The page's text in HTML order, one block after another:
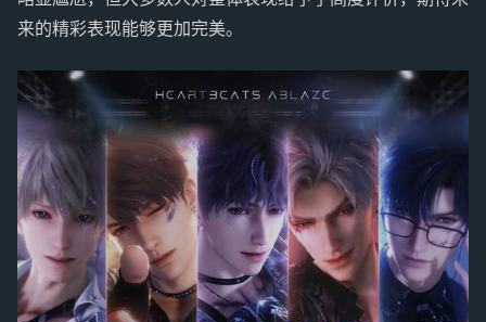
来的精彩表现能够更加完美。